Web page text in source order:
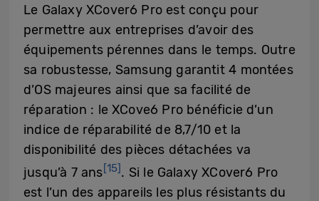
Le Galaxy XCover6 Pro est conçu pour
permettre aux entreprises d’avoir des
équipements pérennes dans le temps. Outre
sa robustesse, Samsung garantit 4 montées
d’OS majeures ainsi que sa facilité de
réparation : le XCove6 Pro bénéficie d’un
indice de réparabilité de 8,7/10 et la
disponibilité des pièces détachées va
jusqu’à 7 ans[15]. Si le Galaxy XCover6 Pro
est l’un des appareils les plus résistants du